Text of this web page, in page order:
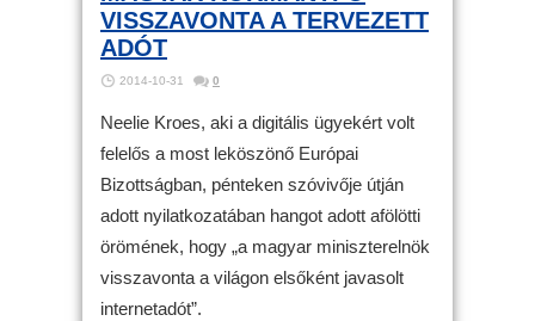
VISSZAVONTA A TERVEZETT
ADÓT
2014-10-31 0
Neelie Kroes, aki a digitális ügyekért volt
felelős a most leköszönő Európai
Bizottságban, pénteken szóvivője útján
adott nyilatkozatában hangot adott afölötti
örömének, hogy „a magyar miniszterelnök
visszavonta a világon elsőként javasolt
internetadót”.